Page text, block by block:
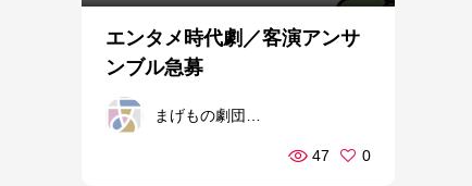
エンタメ時代劇／客演アンサ
ンブル急募
47 0